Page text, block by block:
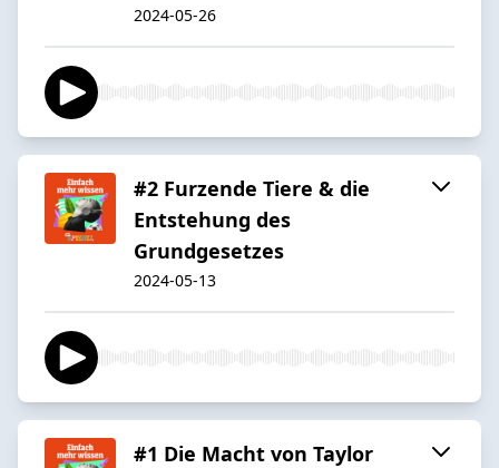
2024-05-26
#2 Furzende Tiere & die
Entstehung des
Grundgesetzes
2024-05-13
#1 Die Macht von Taylor